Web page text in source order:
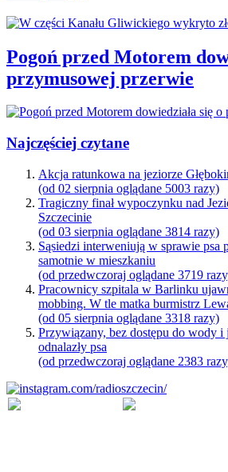
Pogoń przed Motorem
przymusowej przerwie
Najczęściej czytane
Akcja ratunkowa na jeziorze
(od 02 sierpnia oglądane 5003 razy)
Tragiczny finał wypoczynku nad
Szczecinie
(od 03 sierpnia oglądane 3814 razy)
Sąsiedzi interweniują w sprawie psa
samotnie w mieszkaniu
(od przedwczoraj oglądane 3719
Pracownicy szpitala w Barlinku
mobbing. W tle matka burmistrz
(od 05 sierpnia oglądane 3318 razy)
Przywiązany, bez dostępu do wody i
odnalazły psa
(od przedwczoraj oglądane 2383